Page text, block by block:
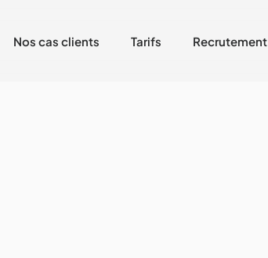
Nos cas clients Tarifs Recrutement